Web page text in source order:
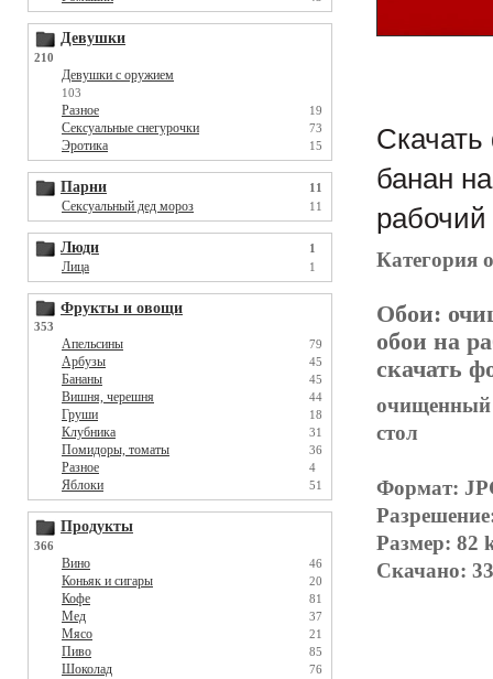
Девушки
210
Девушки с оружием
103
Разное 19
Сексуальные снегурочки 73
Эротика 15
Парни 11
Сексуальный дед мороз 11
Люди 1
Лица 1
Фрукты и овощи
353
Апельсины 79
Арбузы 45
Бананы 45
Вишня, черешня 44
Груши 18
Клубника 31
Помидоры, томаты 36
Разное 4
Яблоки 51
Продукты
366
Вино 46
Коньяк и сигары 20
Кофе 81
Мед 37
Мясо 21
Пиво 85
Шоколад 76
банан
рабочий
Категория
Обои:
обои на
скачать
очищенный
стол
Формат:
Размер: 82
Скачано: